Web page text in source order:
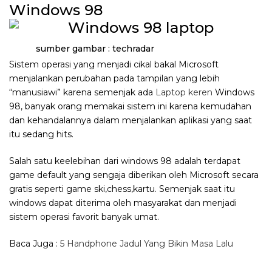
Windows 98
sumber gambar : techradar
Sistem operasi yang menjadi cikal bakal Microsoft
menjalankan perubahan pada tampilan yang lebih
“manusiawi” karena semenjak ada Laptop keren Windows
98, banyak orang memakai sistem ini karena kemudahan
dan kehandalannya dalam menjalankan aplikasi yang saat
itu sedang hits.
Salah satu keelebihan dari windows 98 adalah terdapat
game default yang sengaja diberikan oleh Microsoft secara
gratis seperti game ski,chess,kartu. Semenjak saat itu
windows dapat diterima oleh masyarakat dan menjadi
sistem operasi favorit banyak umat.
Baca Juga : 5 Handphone Jadul Yang Bikin Masa Lalu